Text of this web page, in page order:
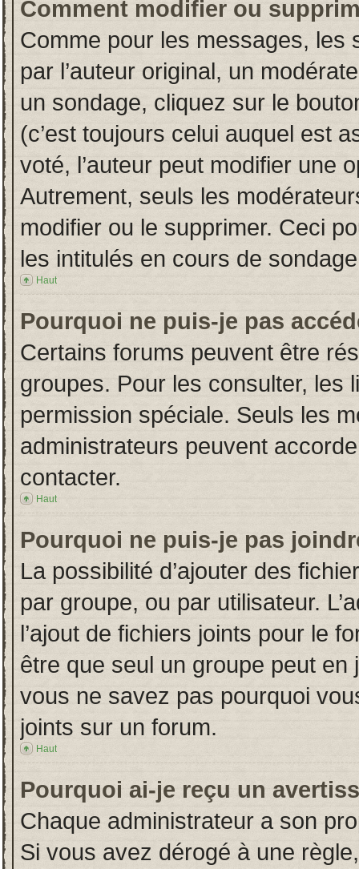
Comment modifier ou
Comme pour les messages, les
par l’auteur original, un
un sondage, cliquez sur le
(c’est toujours celui auquel est
voté, l’auteur peut modifier une
Autrement, seuls les
modifier ou le supprimer. Ceci
les intitulés en cours de
Haut
Pourquoi ne puis-je pas
Certains forums peuvent être
groupes. Pour les consulter, les
permission spéciale. Seuls les
administrateurs peuvent
contacter.
Haut
Pourquoi ne puis-je pas
La possibilité d’ajouter des
par groupe, ou par utilisateur.
l’ajout de fichiers joints pour le
être que seul un groupe peut en
vous ne savez pas pourquoi
joints sur un forum.
Haut
Pourquoi ai-je reçu un
Chaque administrateur a son
Si vous avez dérogé à une